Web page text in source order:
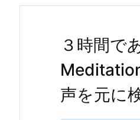
３時間で
声を元に